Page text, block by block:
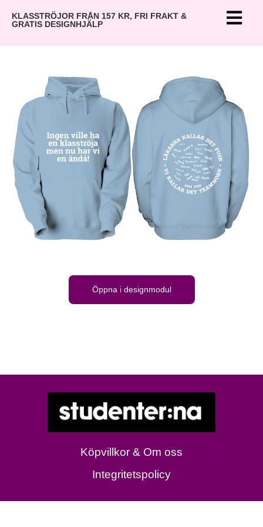
KLASSTRÖJOR FRÅN 157 KR, FRI FRAKT &
GRATIS DESIGNHJÄLP
Öppna i designmodul
Köpvillkor & Om oss
Integritetspolicy